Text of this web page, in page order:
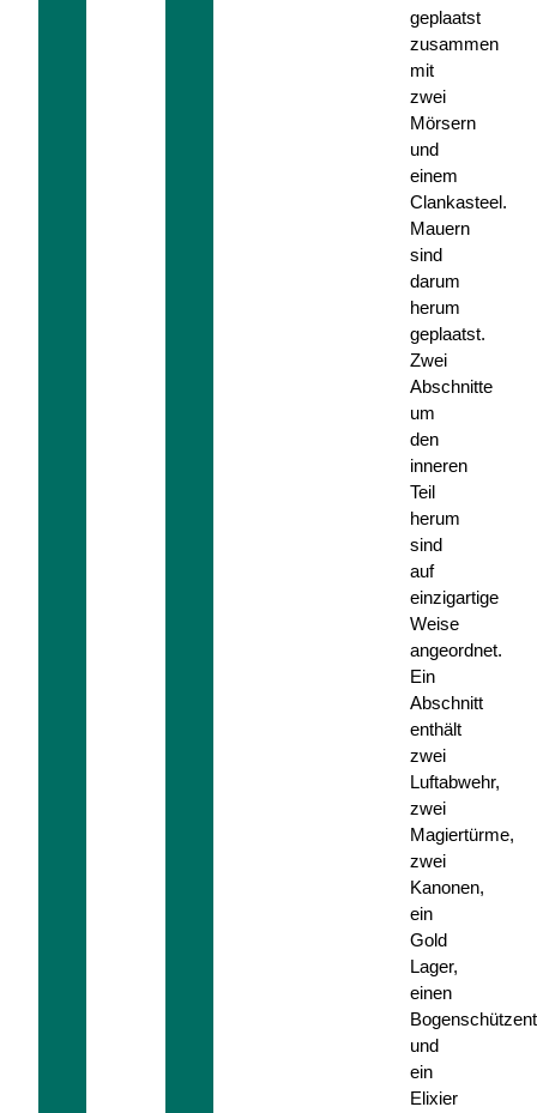
geplaatst
zusammen
mit
zwei
Mörsern
und
einem
Clankasteel.
Mauern
sind
darum
herum
geplaatst.
Zwei
Abschnitte
um
den
inneren
Teil
herum
sind
auf
einzigartige
Weise
angeordnet.
Ein
Abschnitt
enthält
zwei
Luftabwehr,
zwei
Magiertürme,
zwei
Kanonen,
ein
Gold
Lager,
einen
und
ein
Elixier